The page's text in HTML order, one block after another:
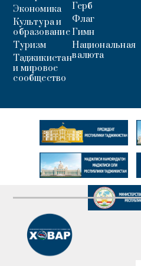
Экономика
Культура и
образование
Туризм
Таджикистан
и мировое
сообщество
Герб
Флаг
Гимн
Национальная
валюта